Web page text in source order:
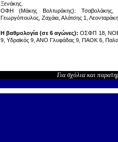
Ξενάκης.
ΟΦΗ (Μάκης Βολτυράκης): Τσαβολάκης,
Γεωργόπουλος, Ζαχάια, Αλάτσης 1,
Η βαθμολογία (σε6 αγώνες): ΟΣΦΠ 18,
9, Υδραϊκός 9, ΑΝΟ Γλυφάδας 9, ΠΑΟΚ 6,
Για σχόλια και